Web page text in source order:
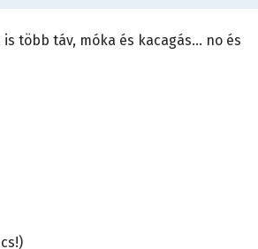
is több táv, móka és kacagás… no és